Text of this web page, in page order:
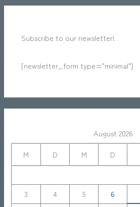
Subscribe to our newsletter!
[newsletter_form type="minimal"]
August 2026
M
D M D
3
4 5 6